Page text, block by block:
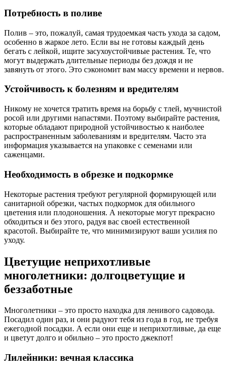
Потребность в поливе
Полив – это, пожалуй, самая трудоемкая часть ухода за садом,
особенно в жаркое лето. Если вы не готовы каждый день
бегать с лейкой, ищите засухоустойчивые растения. Те, что
могут выдержать длительные периоды без дождя и не
завянуть от этого. Это сэкономит вам массу времени и нервов.
Устойчивость к болезням и вредителям
Никому не хочется тратить время на борьбу с тлей, мучнистой
росой или другими напастями. Поэтому выбирайте растения,
которые обладают природной устойчивостью к наиболее
распространенным заболеваниям и вредителям. Часто эта
информация указывается на упаковке с семенами или
саженцами.
Необходимость в обрезке и подкормке
Некоторые растения требуют регулярной формирующей или
санитарной обрезки, частых подкормок для обильного
цветения или плодоношения. А некоторые могут прекрасно
обходиться и без этого, радуя вас своей естественной
красотой. Выбирайте те, что минимизируют ваши усилия по
уходу.
Цветущие неприхотливые
многолетники: долгоцветущие и
беззаботные
Многолетники – это просто находка для ленивого садовода.
Посадил один раз, и они радуют тебя из года в год, не требуя
ежегодной посадки. А если они еще и неприхотливые, да еще
и цветут долго и обильно – это просто джекпот!
Лилейники: вечная классика